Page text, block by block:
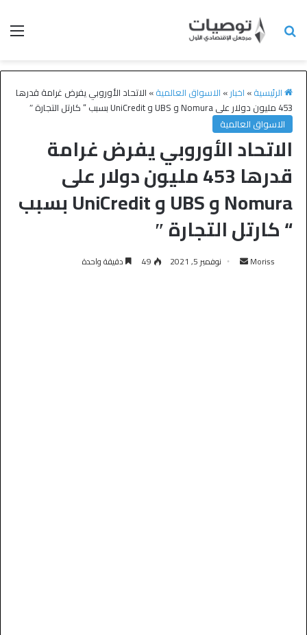
الرئيسية» اخبار» الاسواق العالمية» الاتحاد الأوروبي يفرض غرامة قدرها
453 مليون دولار على Nomura و UBS و UniCredit بسبب “ كارتل التجارة ″
الاسواق العالمية
الاتحاد الأوروبي يفرض غرامة
قدرها 453 مليون دولار على
Nomura و UBS و UniCredit بسبب
“ كارتل التجارة ″
Moriss نوفمبر 5, 2021 49 دقيقة واحدة